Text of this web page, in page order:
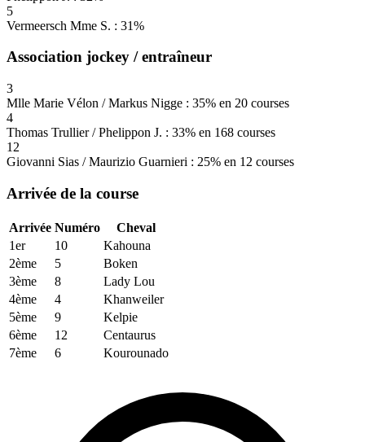
5
Vermeersch Mme S. : 31%
Association jockey / entraîneur
3
Mlle Marie Vélon / Markus Nigge : 35% en 20 courses
4
Thomas Trullier / Phelippon J. : 33% en 168 courses
12
Giovanni Sias / Maurizio Guarnieri : 25% en 12 courses
Arrivée de la course
Arrivée Numéro
Cheval
1er
10
Kahouna
2ème
5
Boken
3ème
8
Lady Lou
4ème
4
Khanweiler
5ème
9
Kelpie
6ème
12
Centaurus
7ème
6 Kourounado